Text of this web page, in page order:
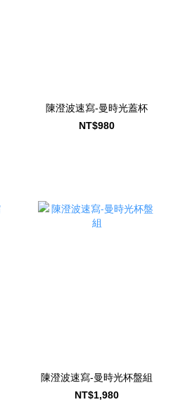
陳澄波速寫-曼時光蓋杯
NT$980
陳澄波速寫-曼時光杯盤組
NT$1,980